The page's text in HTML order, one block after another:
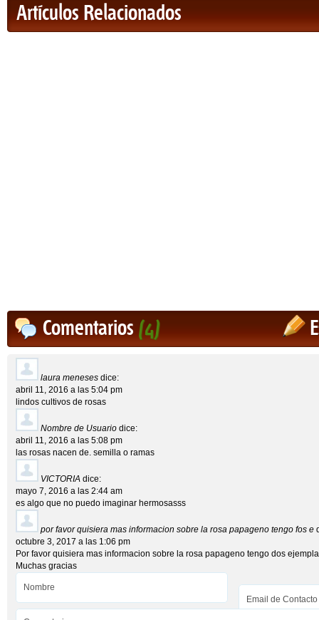
Artículos Relacionados
Comentarios(4)
laura meneses dice:
abril 11, 2016 a las 5:04 pm
lindos cultivos de rosas
Nombre de Usuario dice:
abril 11, 2016 a las 5:08 pm
las rosas nacen de. semilla o ramas
VICTORIA dice:
mayo 7, 2016 a las 2:44 am
es algo que no puedo imaginar hermosasss
por favor quisiera mas informacion sobre la rosa papageno tengo fos e
octubre 3, 2017 a las 1:06 pm
Por favor quisiera mas informacion sobre la rosa papageno tengo dos
Muchas gracias